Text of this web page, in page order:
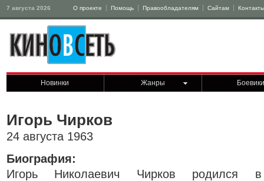
7 августа 2026 О проекте Помощь Правообладателям Сайтам Контакты
Новинки Жанры Боевики
Игорь Чирков
24 августа 1963
Биография:
Игорь Николаевич Чирков родился в